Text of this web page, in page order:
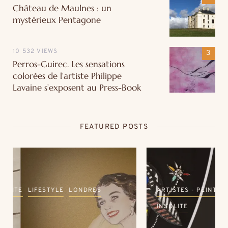
Château de Maulnes : un
mystérieux Pentagone
10 532 VIEWS
Perros-Guirec. Les sensations
colorées de l’artiste Philippe
Lavaine s’exposent au Press-Book
FEATURED POSTS
ARTISTES - PEINTRES BRETAGNE
COUPS DE ❤